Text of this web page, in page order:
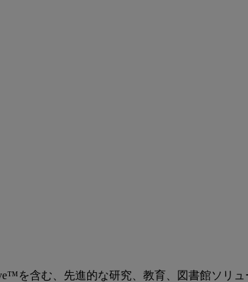
を含む、先進的な研究、教育、図書館ソリュ